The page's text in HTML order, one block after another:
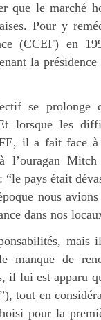
que le marché
Pour y
(CCEF) en
la
se
lorsque les
il a fait face
l’ouragan
pays était
nous
dans nos
mais
manque de
il lui est apparu
tout en
pour la